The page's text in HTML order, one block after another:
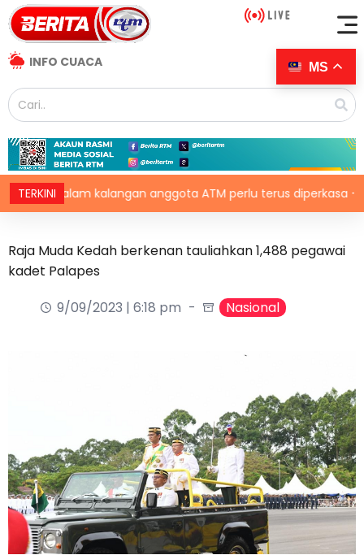
INFO CUACA
TERKINIkalangan anggota ATM perlu terus diperkasa – Wan
Raja Muda Kedah berkenan tauliahkan 1,488 pegawai
kadet Palapes
9/09/2023 | 6:18 pm
Nasional
MS